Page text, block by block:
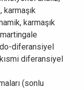
karmaşık
karmaşık
diferansiyel
diferansiyel
(sonlu